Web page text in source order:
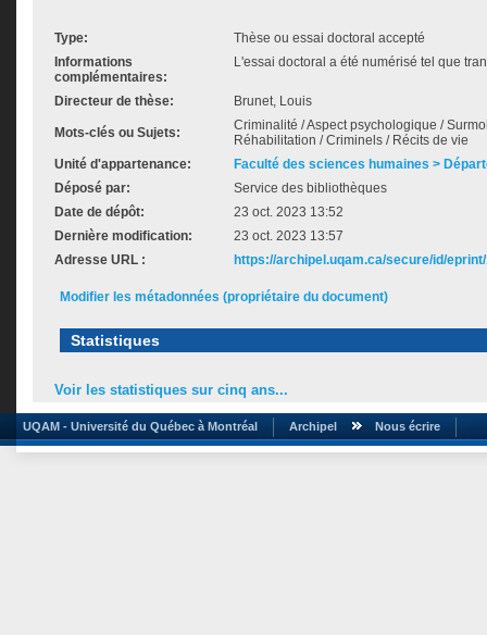
Type:
Thèse ou essai doctoral accepté
Informations
complémentaires:
L'essai doctoral a été numérisé tel que
Directeur de thèse: Brunet, Louis
Mots-clés ou Sujets:
Criminalité / Aspect psychologique /
Réhabilitation / Criminels / Récits de vie
Unité d'appartenance:
Faculté des sciences humaines >
Déposé par:
Service des bibliothèques
Date de dépôt:
23 oct. 2023 13:52
Dernière modification:
23 oct. 2023 13:57
Adresse URL :
https://archipel.uqam.ca/secure/id/
Modifier les métadonnées (propriétaire du document)
Statistiques
Voir les statistiques sur cinq ans...
UQAM - Université du Québec à Montréal Archipel Nous écrire